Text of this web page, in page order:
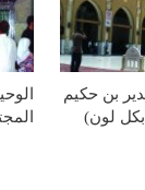
بن حكيم
لون)